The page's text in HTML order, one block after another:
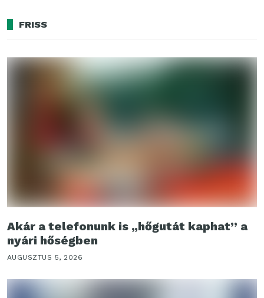
FRISS
Akár a telefonunk is „hőgutát kaphat” a
nyári hőségben
AUGUSZTUS 5, 2026